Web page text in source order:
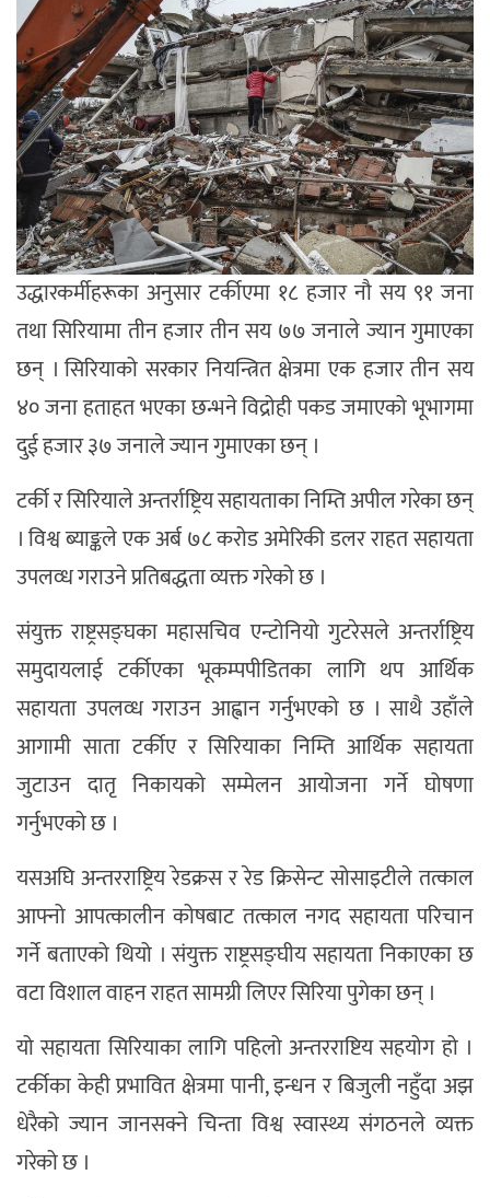
उद्धारकर्मीहरूका अनुसार टर्कीएमा १८ हजार नौ सय ९१ जना
तथा सिरियामा तीन हजार तीन सय ७७ जनाले ज्यान गुमाएका
छन् । सिरियाको सरकार नियन्त्रित क्षेत्रमा एक हजार तीन सय
४० जना हताहत भएका छन्भने विद्रोही पकड जमाएको भूभागमा
दुई हजार ३७ जनाले ज्यान गुमाएका छन् ।
टर्की र सिरियाले अन्तर्राष्ट्रिय सहायताका निम्ति अपील गरेका छन्
। विश्व ब्याङ्कले एक अर्ब ७८ करोड अमेरिकी डलर राहत सहायता
उपलव्ध गराउने प्रतिबद्धता व्यक्त गरेको छ ।
संयुक्त राष्ट्रसङ्घका महासचिव एन्टोनियो गुटरेसले अन्तर्राष्ट्रिय
समुदायलाई टर्कीएका भूकम्पपीडितका लागि थप आर्थिक
सहायता उपलव्ध गराउन आह्वान गर्नुभएको छ । साथै उहाँले
आगामी साता टर्कीए र सिरियाका निम्ति आर्थिक सहायता
जुटाउन दातृ निकायको सम्मेलन आयोजना गर्ने घोषणा
गर्नुभएको छ ।
यसअघि अन्तरराष्ट्रिय रेडक्रस र रेड क्रिसेन्ट सोसाइटीले तत्काल
आफ्नो आपत्कालीन कोषबाट तत्काल नगद सहायता परिचान
गर्ने बताएको थियो । संयुक्त राष्ट्रसङ्घीय सहायता निकाएका छ
वटा विशाल वाहन राहत सामग्री लिएर सिरिया पुगेका छन् ।
यो सहायता सिरियाका लागि पहिलो अन्तरराष्टिय सहयोग हो ।
टर्कीका केही प्रभावित क्षेत्रमा पानी, इन्धन र बिजुली नहुँदा अझ
धेरैको ज्यान जानसक्ने चिन्ता विश्व स्वास्थ्य संगठनले व्यक्त
गरेको छ ।